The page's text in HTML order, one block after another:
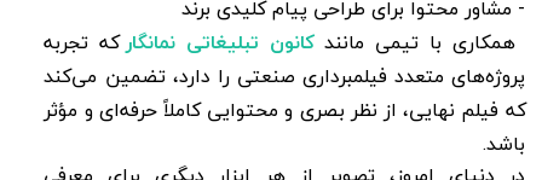
- مشاور محتوا برای طراحی پیام کلیدی برند
همکاری با تیمی مانندکانون تبلیغاتی نمانگارکه تجربه
پروژه‌های متعدد فیلمبرداری صنعتی را دارد، تضمین می‌کند
که فیلم نهایی، از نظر بصری و محتوایی کاملاً حرفه‌ای و مؤثر
باشد.